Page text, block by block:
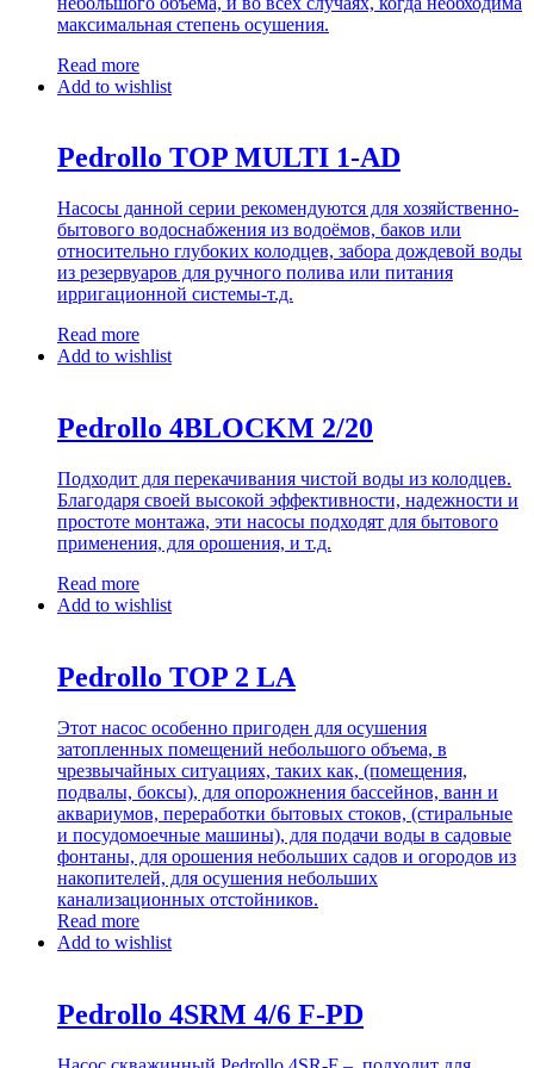
максимальная степень осушения.
Read more
Add to wishlist
Pedrollo TOP MULTI 1-AD
Насосы данной серии рекомендуются для хозяйственно-
бытового водоснабжения из водоёмов, баков или
относительно глубоких колодцев, забора дождевой воды
из резервуаров для ручного полива или питания
ирригационной системы-т.д.
Read more
Add to wishlist
Pedrollo 4BLOCKM 2/20
Подходит для перекачивания чистой воды из колодцев.
Благодаря своей высокой эффективности, надежности и
простоте монтажа, эти насосы подходят для бытового
применения, для орошения, и т.д.
Read more
Add to wishlist
Pedrollo TOP 2 LA
Этот насос особенно пригоден для осушения
затопленных помещений небольшого объема, в
чрезвычайных ситуациях, таких как, (помещения,
подвалы, боксы), для опорожнения бассейнов, ванн и
аквариумов, переработки бытовых стоков, (стиральные
и посудомоечные машины), для подачи воды в садовые
фонтаны, для орошения небольших садов и огородов из
накопителей, для осушения небольших
канализационных отстойников.
Read more
Add to wishlist
Pedrollo 4SRM 4/6 F-PD